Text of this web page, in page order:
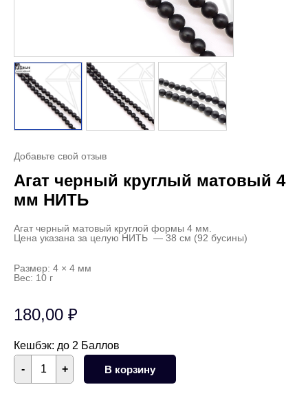
Добавьте свой отзыв
Агат черный круглый матовый 4
мм НИТЬ
Агат черный матовый круглой формы 4 мм.
Цена указана за целую НИТЬ — 38 см (92 бусины)
Размер: 4 × 4 мм
Вес: 10 г
180,00 ₽
Кешбэк: до 2 Баллов
+
Количество
товара
Агат
- В корзину